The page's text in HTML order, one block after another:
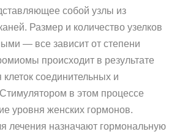
собой узлы из
Размер и количество узелков
— все зависит от степени
происходит в результате
соединительных и
в этом процессе
уровня женских гормонов.
лечения назначают гормональную